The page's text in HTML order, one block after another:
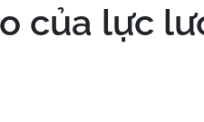
của lực